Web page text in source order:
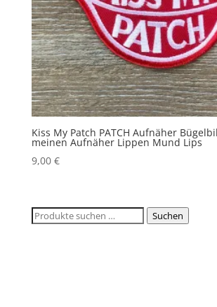
Kiss My Patch PATCH Aufnäher
meinen Aufnäher Lippen Mund Lips
9,00 €
Suchen
Suchen